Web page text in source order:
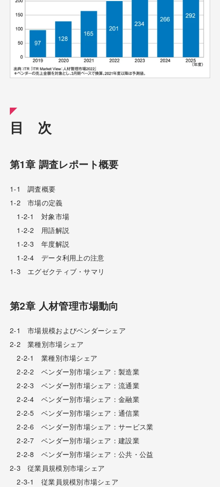
目 次
第1章 調査レポート概要
1-1 調査概要
1-2 市場の定義
1-2-1 対象市場
1-2-2 用語解説
1-2-3 年度解説
1-2-4 データ利用上の注意
1-3 エグゼクティブ・サマリ
第2章 人材管理市場動向
2-1 市場規模およびベンダーシェア
2-2 業種別市場シェア
2-2-1 業種別市場シェア
2-2-2 ベンダー別市場シェア：製造業
2-2-3 ベンダー別市場シェア：流通業
2-2-4 ベンダー別市場シェア：金融業
2-2-5 ベンダー別市場シェア：通信業
2-2-6 ベンダー別市場シェア：サービス業
2-2-7 ベンダー別市場シェア：建設業
2-2-8 ベンダー別市場シェア：公共・公益
2-3 従業員規模別市場シェア
2-3-1 従業員規模別市場シェア